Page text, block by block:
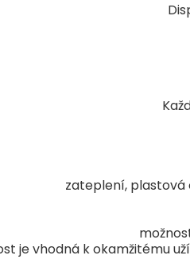
zateplení,
je vhodná k okamžitému